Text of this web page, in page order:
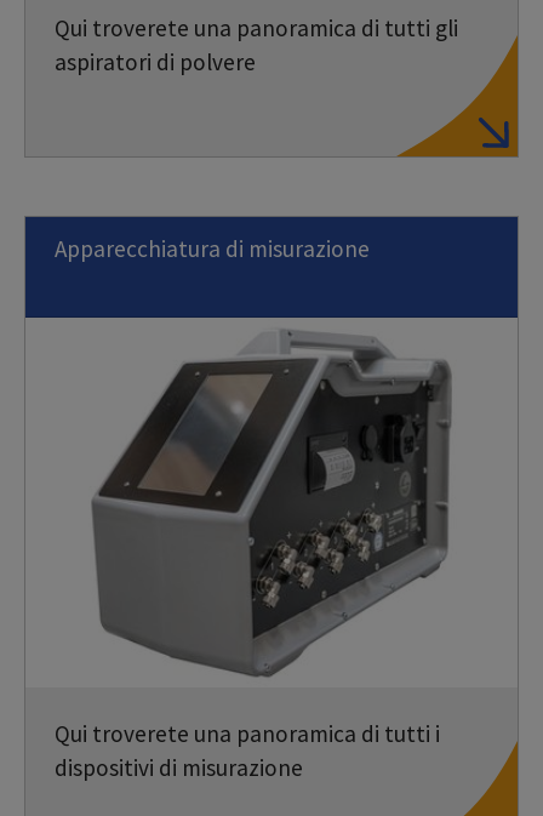
Qui troverete una panoramica di tutti gli
aspiratori di polvere
Apparecchiatura di misurazione
Qui troverete una panoramica di tutti i
dispositivi di misurazione